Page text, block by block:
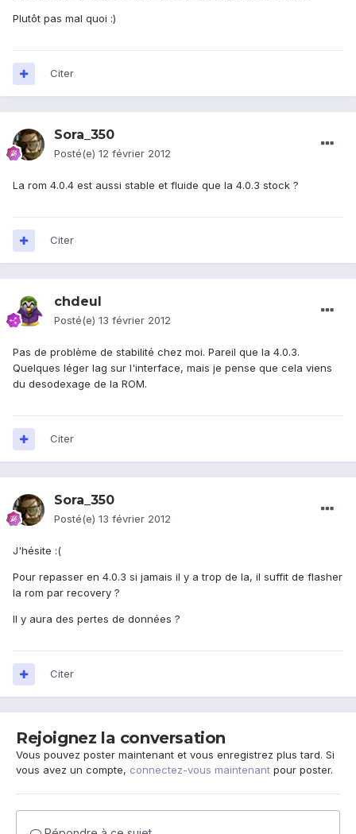
Plutôt pas mal quoi :)
Citer
Sora_350
Posté(e) 12 février 2012
La rom 4.0.4 est aussi stable et fluide que la 4.0.3 stock ?
Citer
chdeul
Posté(e) 13 février 2012
Pas de problème de stabilité chez moi. Pareil que la 4.0.3.
Quelques léger lag sur l'interface, mais je pense que cela viens
du desodexage de la ROM.
Citer
Sora_350
Posté(e) 13 février 2012
J'hésite :(
Pour repasser en 4.0.3 si jamais il y a trop de la, il suffit de flasher
la rom par recovery ?
Il y aura des pertes de données ?
Citer
Rejoignez la conversation
Vous pouvez poster maintenant et vous enregistrez plus tard. Si
vous avez un compte, connectez-vous maintenant pour poster.